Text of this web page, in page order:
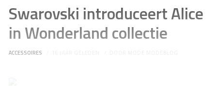
Swarovski introduceert Alice
in Wonderland collectie
ACCESSOIRES